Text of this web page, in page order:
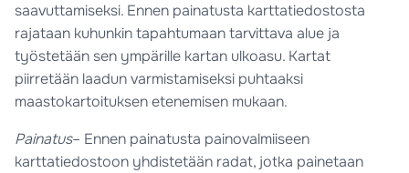
saavuttamiseksi. Ennen painatusta karttatiedostosta
rajataan kuhunkin tapahtumaan tarvittava alue ja
työstetään sen ympärille kartan ulkoasu. Kartat
piirretään laadun varmistamiseksi puhtaaksi
maastokartoituksen etenemisen mukaan.
Painatus– Ennen painatusta painovalmiiseen
karttatiedostoon yhdistetään radat, jotka painetaan